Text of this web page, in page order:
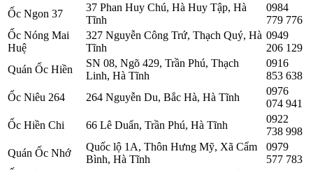
Ốc Ngon 37
37 Phan Huy Chú, Hà Huy Tập, Hà
Tĩnh
0984
779 776
Ốc Nóng Mai
Huệ
327 Nguyễn Công Trứ, Thạch Quý, Hà
Tĩnh
0949
206 129
Quán Ốc Hiền
SN 08, Ngõ 429, Trần Phú, Thạch
Linh, Hà Tĩnh
0916
853 638
Ốc Niêu 264
264 Nguyễn Du, Bắc Hà, Hà Tĩnh
0976
074 941
Ốc Hiền Chi
66 Lê Duẩn, Trần Phú, Hà Tĩnh
0922
738 998
Quán Ốc Nhớ
Quốc lộ 1A, Thôn Hưng Mỹ, Xã Cẩm
Bình, Hà Tĩnh
0979
577 783